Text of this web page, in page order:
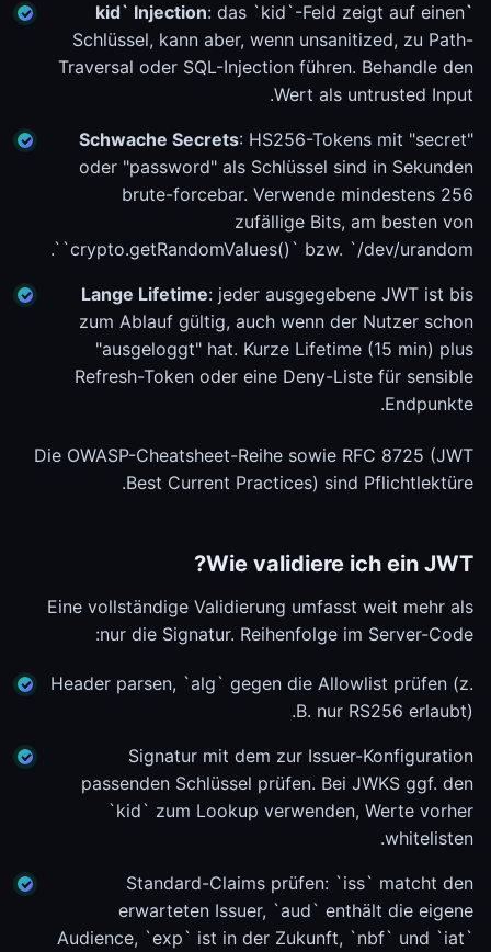
`kid` Injection
: das `kid`-Feld zeigt auf einen
Schlüssel, kann aber, wenn unsanitized, zu Path-
Traversal oder SQL-Injection führen. Behandle den
Wert als untrusted Input.
Schwache Secrets: HS256-Tokens mit "secret"
oder "password" als Schlüssel sind in Sekunden
brute-forcebar. Verwende mindestens 256
zufällige Bits, am besten von
`crypto.getRandomValues()` bzw. `/dev/urandom`.
Lange Lifetime: jeder ausgegebene JWT ist bis
zum Ablauf gültig, auch wenn der Nutzer schon
"ausgeloggt" hat. Kurze Lifetime (15 min) plus
Refresh-Token oder eine Deny-Liste für sensible
Endpunkte.
Die OWASP-Cheatsheet-Reihe sowie RFC 8725 (JWT
Best Current Practices) sind Pflichtlektüre.
Wie validiere ich ein JWT?
Eine vollständige Validierung umfasst weit mehr als
nur die Signatur. Reihenfolge im Server-Code:
Header parsen, `alg` gegen die Allowlist prüfen (z.
B. nur RS256 erlaubt).
Signatur mit dem zur Issuer-Konfiguration
passenden Schlüssel prüfen. Bei JWKS ggf. den
`kid` zum Lookup verwenden, Werte vorher
whitelisten.
Standard-Claims prüfen: `iss` matcht den
erwarteten Issuer, `aud` enthält die eigene
Audience, `exp` ist in der Zukunft, `nbf` und `iat`